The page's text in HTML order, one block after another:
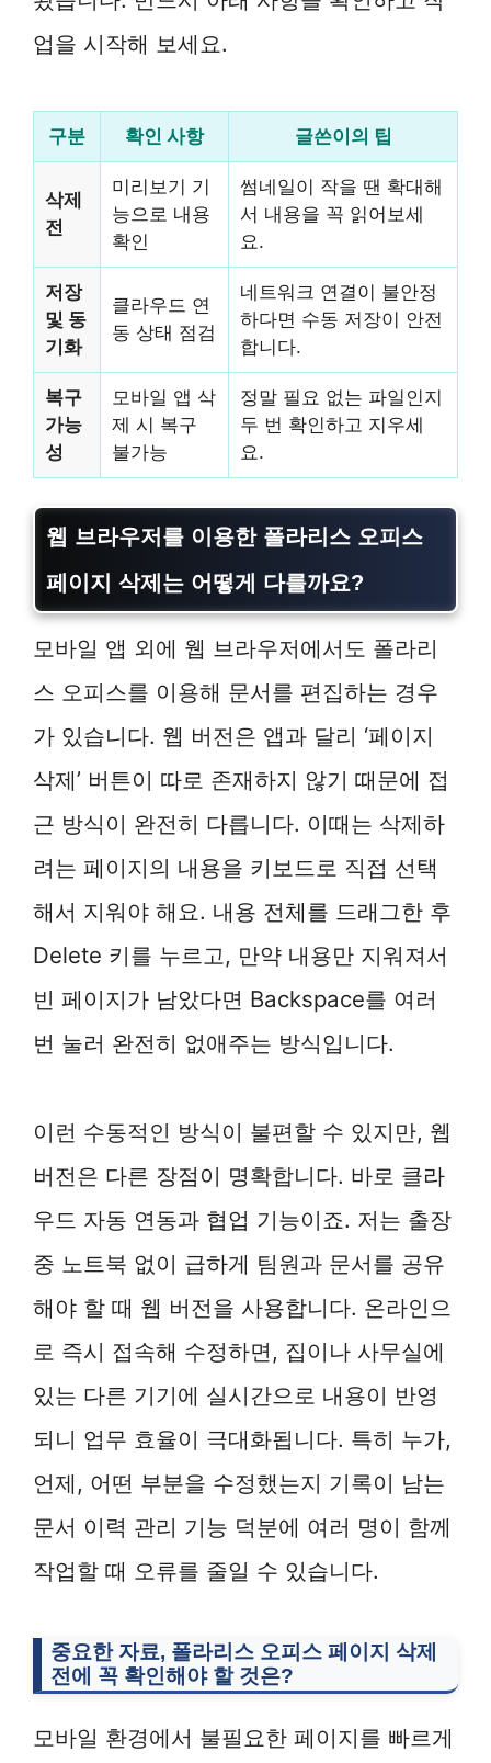
업을 시작해 보세요.
구분 확인 사항 글쓴이의 팁
삭제
전
미리보기 기
능으로 내용
확인
썸네일이 작을 땐 확대해
서 내용을 꼭 읽어보세
요.
저장
및 동
기화
클라우드 연
동 상태 점검
네트워크 연결이 불안정
하다면 수동 저장이 안전
합니다.
복구
가능
성
모바일 앱 삭
제 시 복구
불가능
정말 필요 없는 파일인지
두 번 확인하고 지우세
요.
웹 브라우저를 이용한 폴라리스 오피스
페이지 삭제 는 어떻게 다를까요?
모바일 앱 외에 웹 브라우저에서도 폴라리
스 오피스를 이용해 문서를 편집하는 경우
가 있습니다. 웹 버전은 앱과 달리 ‘페이지
삭제’ 버튼이 따로 존재하지 않기 때문에 접
근 방식이 완전히 다릅니다. 이때는 삭제하
려는 페이지의 내용을 키보드로 직접 선택
해서 지워야 해요. 내용 전체를 드래그한 후
Delete 키를 누르고, 만약 내용만 지워져서
빈 페이지가 남았다면 Backspace를 여러
번 눌러 완전히 없애주는 방식입니다.
이런 수동적인 방식이 불편할 수 있지만, 웹
버전은 다른 장점이 명확합니다. 바로 클라
우드 자동 연동과 협업 기능이죠. 저는 출장
중 노트북 없이 급하게 팀원과 문서를 공유
해야 할 때 웹 버전을 사용합니다. 온라인으
로 즉시 접속해 수정하면, 집이나 사무실에
있는 다른 기기에 실시간으로 내용이 반영
되니 업무 효율이 극대화됩니다. 특히 누가,
언제, 어떤 부분을 수정했는지 기록이 남는
문서 이력 관리 기능 덕분에 여러 명이 함께
작업할 때 오류를 줄일 수 있습니다.
중요한 자료, 폴라리스 오피스 페이지 삭제
전에 꼭 확인해야 할 것은?
모바일 환경에서 불필요한 페이지를 빠르게